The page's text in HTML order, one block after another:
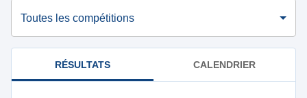
Toutes les compétitions
RÉSULTATS CALENDRIER